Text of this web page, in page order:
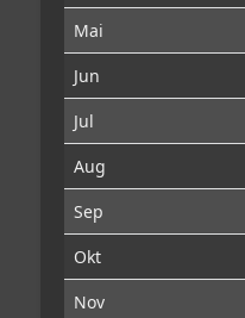
Mai
Jun
Jul
Aug
Sep
Okt
Nov